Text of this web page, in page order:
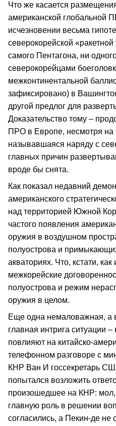
Что же касается
американской глобальной
исчезновении весьма
северокорейской
самого Пентагона, ни
северокорейцами
межконтинентальной
зафиксировано) в
другой предлог для
Доказательство тому –
ПРО в Европе, несмотря на
называвшаяся наряду с
главных причин
вроде бы снята.
Как показал недавний
американского
над территорией Южной
частого появления
оружия в воздушном
полуострова и
акваториях. Что, кстати,
межкорейские
полуострова и режим
оружия в целом.
Еще одна немаловажная, а
главная интрига ситуации
повлияют на китайско-
телефонном разговоре с
КНР Ван И госсекретарь
попытался возложить
произошедшее на КНР: мол,
главную роль в решении
согласились, а Пекин-де не